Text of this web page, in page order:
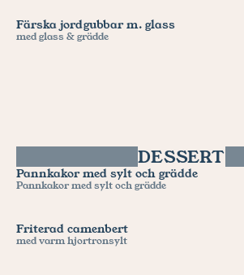
Färska jordgubbar m. glass
med glass & grädde
DESSERT
Pannkakor med sylt och grädde
Pannkakor med sylt och grädde
Friterad camenbert
med varm hjortronsylt